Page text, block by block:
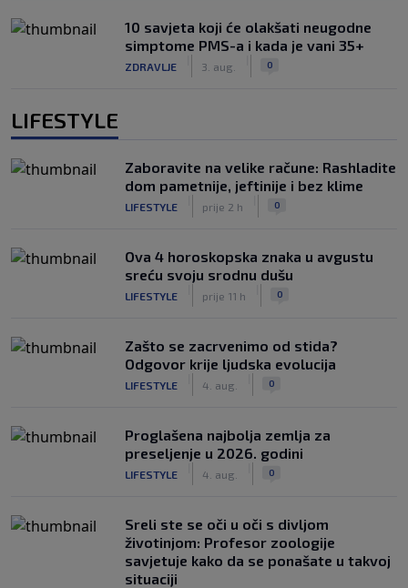
10 savjeta koji će olakšati neugodne
simptome PMS-a i kada je vani 35+
ZDRAVLJE 3. aug. 0
LIFESTYLE
Zaboravite na velike račune: Rashladite
dom pametnije, jeftinije i bez klime
LIFESTYLE prije 2 h 0
Ova 4 horoskopska znaka u avgustu
sreću svoju srodnu dušu
LIFESTYLE prije 11 h 0
Zašto se zacrvenimo od stida?
Odgovor krije ljudska evolucija
LIFESTYLE 4. aug. 0
Proglašena najbolja zemlja za
preseljenje u 2026. godini
LIFESTYLE 4. aug. 0
Sreli ste se oči u oči s divljom
životinjom: Profesor zoologije
savjetuje kako da se ponašate u takvoj
situaciji